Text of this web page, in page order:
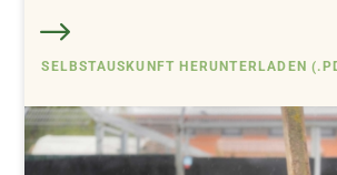
SELBSTAUSKUNFT HERUNTERLADEN